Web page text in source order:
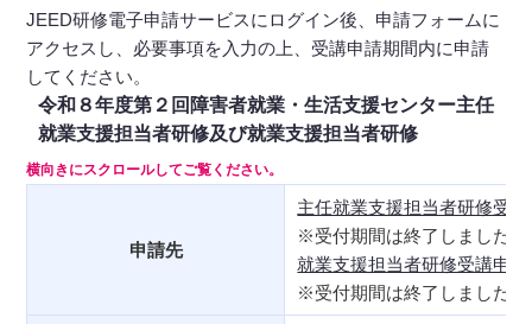
JEED研修電子申請サービスにログイン後、申請フォームに
アクセスし、必要事項を入力の上、受講申請期間内に申請
してください。
令和８年度第２回障害者就業・生活支援センター主任
就業支援担当者研修及び就業支援担当者研修
申請先
主任就業支援担当者研修受
※受付期間は終了しました
就業支援担当者研修受講申
※受付期間は終了しました